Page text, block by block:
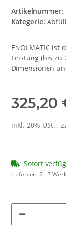
Artikelnummer:
Kategorie:
ENOLMATIC
Leistung (bis zu
Dimensionen
325,20
inkl. 20% USt. ,
Sofort
Lieferzeit:2 - 7